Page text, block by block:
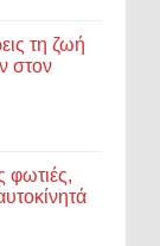
τη ζωή
στον
φωτιές,